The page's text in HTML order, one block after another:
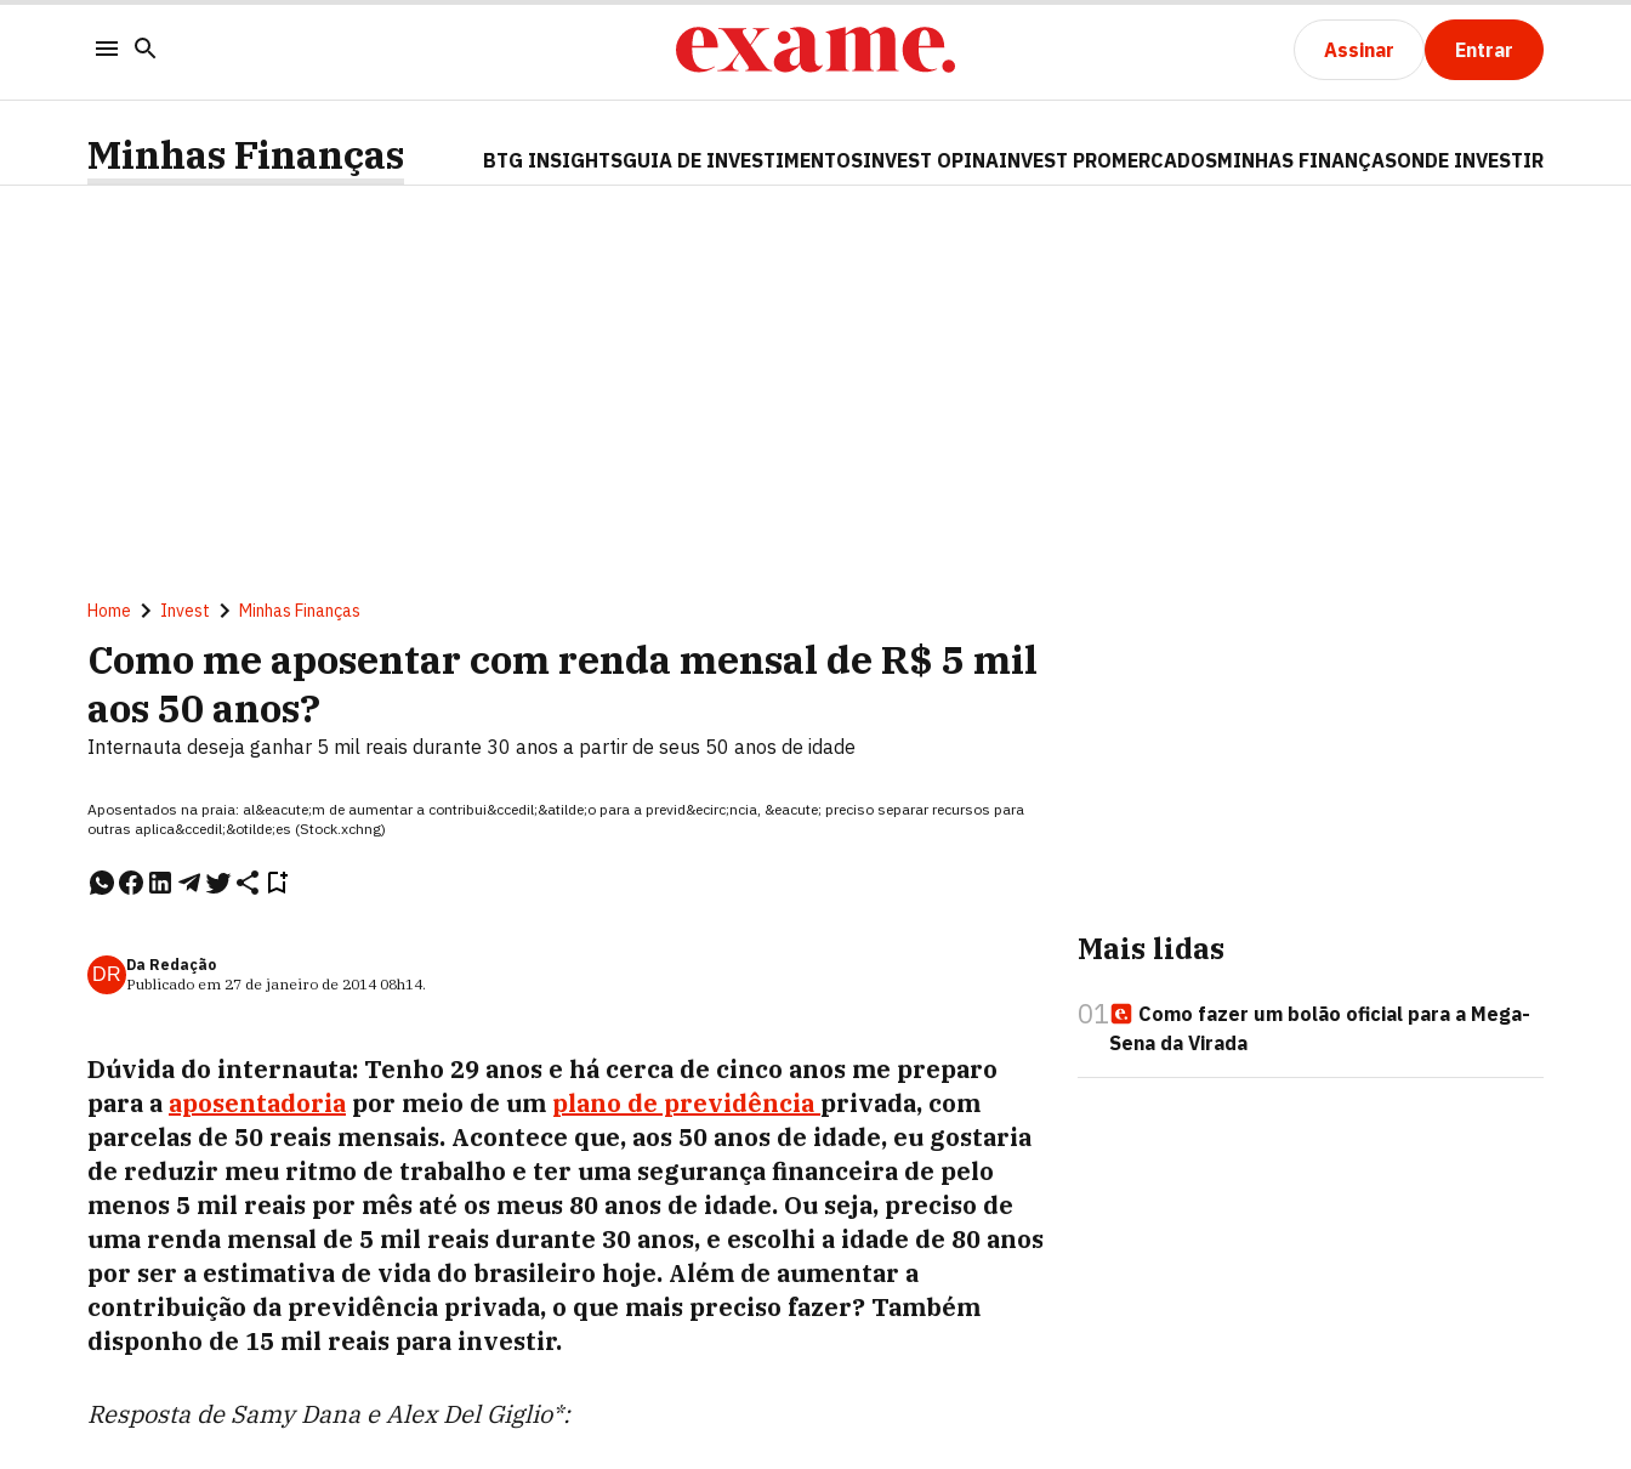
Assinar Entrar
Minhas Finanças BTG INSIGHTSGUIA DE INVESTIMENTOSINVEST OPINAINVEST PROMERCADOSMINHAS FINANÇASONDE INVESTIR
Home Invest Minhas Finanças
Como me aposentar com renda mensal de R$ 5 mil
aos 50 anos?
Internauta deseja ganhar 5 mil reais durante 30 anos a partir de seus 50 anos de idade
Aposentados na praia: al&eacute;m de aumentar a contribui&ccedil;&atilde;o para a previd&ecirc;ncia, &eacute; preciso separar recursos para
outras aplica&ccedil;&otilde;es (Stock.xchng)
DR Da Redação
Publicado em 27 de janeiro de 2014 08h14.
Dúvida do internauta: Tenho 29 anos e há cerca de cinco anos me preparo
para a aposentadoria por meio de um plano de previdência privada, com
parcelas de 50 reais mensais. Acontece que, aos 50 anos de idade, eu gostaria
de reduzir meu ritmo de trabalho e ter uma segurança financeira de pelo
menos 5 mil reais por mês até os meus 80 anos de idade. Ou seja, preciso de
uma renda mensal de 5 mil reais durante 30 anos, e escolhi a idade de 80 anos
por ser a estimativa de vida do brasileiro hoje. Além de aumentar a
contribuição da previdência privada, o que mais preciso fazer? Também
disponho de 15 mil reais para investir.
Resposta de Samy Dana e Alex Del Giglio*:
Mais lidas
01
Como fazer um bolão oficial para a Mega-
Sena da Virada